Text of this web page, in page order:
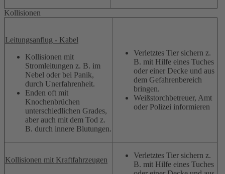
Kollisionen
Leitungsanflug - Kabel
Kollisionen mit
Stromleitungen z. B. im
Nebel oder bei Panik,
durch Unerfahrenheit.
Enden oft mit
Knochenbrüchen
unterschiedlichen Grades,
aber auch mit dem Tod z.
B. durch innere Blutungen.
Verletztes Tier sichern z.
B. mit Hilfe eines Tuches
oder einer Decke und aus
dem Gefahrenbereich
bringen.
Weißstorchbetreuer, Amt
oder Polizei informieren
Kollisionen mit Kraftfahrzeugen
Verletztes Tier sichern z.
B. mit Hilfe eines Tuches